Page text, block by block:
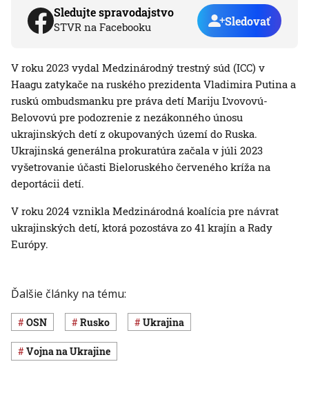
Sledujte spravodajstvo
STVR na Facebooku Sledovať
V roku 2023 vydal Medzinárodný trestný súd (ICC) v
Haagu zatykače na ruského prezidenta Vladimira Putina a
ruskú ombudsmanku pre práva detí Mariju Ľvovovú-
Belovovú pre podozrenie z nezákonného únosu
ukrajinských detí z okupovaných území do Ruska.
Ukrajinská generálna prokuratúra začala v júli 2023
vyšetrovanie účasti Bieloruského červeného kríža na
deportácii detí.
V roku 2024 vznikla Medzinárodná koalícia pre návrat
ukrajinských detí, ktorá pozostáva zo 41 krajín a Rady
Európy.
Ďalšie články na tému:
OSN Rusko Ukrajina
vojna na Ukrajine